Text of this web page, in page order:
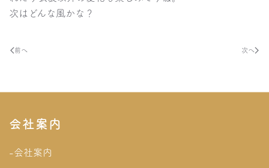
次はどんな風かな？
前へ 次へ
会社案内
-会社案内